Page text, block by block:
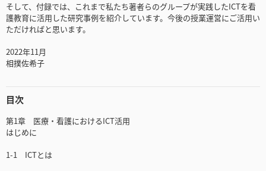
そして、付録では、これまで私たち著者らのグループが実践したICTを看
護教育に活用した研究事例を紹介しています。今後の授業運営にご活用い
ただければと思います。
2022年11月
相撲佐希子
目次
第1章 医療・看護におけるICT活用
はじめに
1-1 ICTとは